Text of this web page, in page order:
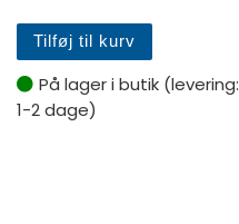
Tilføj til kurv
På lager i butik (levering:
1-2 dage)